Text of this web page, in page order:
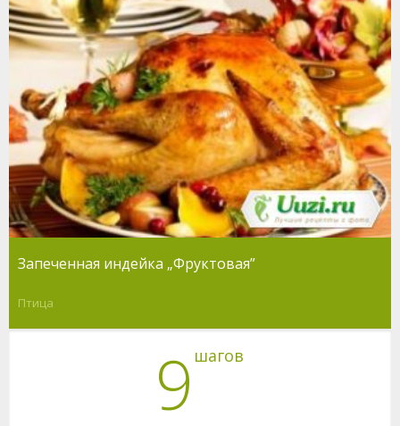
Запеченная индейка „Фруктовая”
Птица
9 шагов